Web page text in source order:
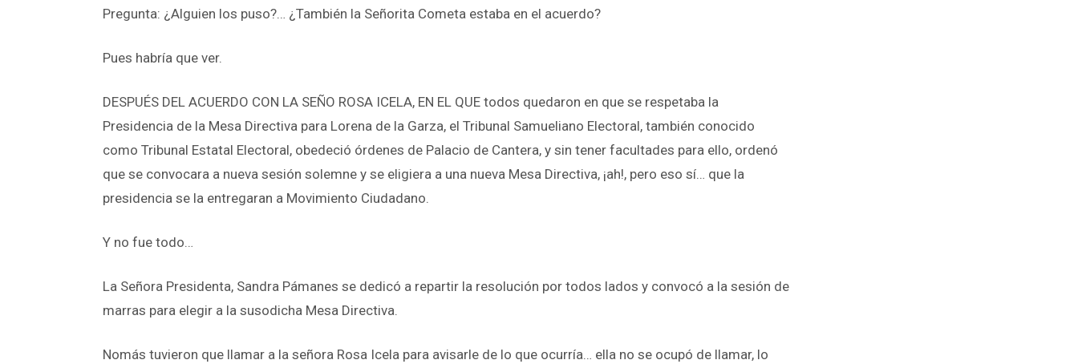
Pregunta: ¿Alguien los puso?… ¿También la Señorita Cometa estaba en el acuerdo?
Pues habría que ver.
DESPUÉS DEL ACUERDO CON LA SEÑO ROSA ICELA, EN EL QUE todos quedaron en que se respetaba la
Presidencia de la Mesa Directiva para Lorena de la Garza, el Tribunal Samueliano Electoral, también conocido
como Tribunal Estatal Electoral, obedeció órdenes de Palacio de Cantera, y sin tener facultades para ello, ordenó
que se convocara a nueva sesión solemne y se eligiera a una nueva Mesa Directiva, ¡ah!, pero eso sí… que la
presidencia se la entregaran a Movimiento Ciudadano.
Y no fue todo…
La Señora Presidenta, Sandra Pámanes se dedicó a repartir la resolución por todos lados y convocó a la sesión de
marras para elegir a la susodicha Mesa Directiva.
Nomás tuvieron que llamar a la señora Rosa Icela para avisarle de lo que ocurría… ella no se ocupó de llamar, lo